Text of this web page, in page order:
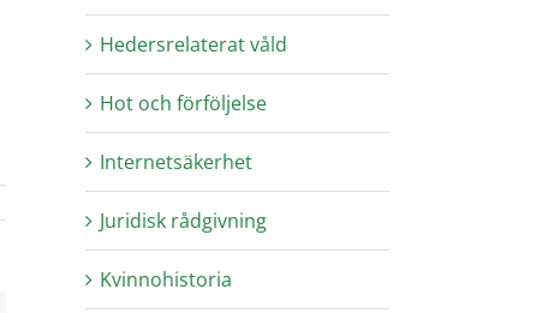
Hedersrelaterat våld
Hot och förföljelse
Internetsäkerhet
Juridisk rådgivning
Kvinnohistoria